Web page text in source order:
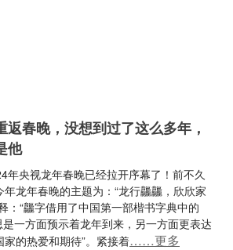
返春晚，没想到过了这么多年，
他
年央视龙年春晚已经拉开序幕了！前不久
龙年春晚的主题为：“龙行龘龘，欣欣家
：“龘字借用了中国第一部楷书字典中的
是一方面预示着龙年到来，另一方面更表达
的热爱和期待”。紧接着……更多